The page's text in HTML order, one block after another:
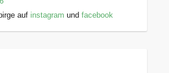
auf instagram undfacebook